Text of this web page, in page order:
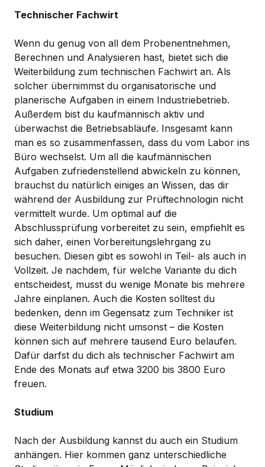
Technischer Fachwirt
Wenn du genug von all dem Probenentnehmen,
Berechnen und Analysieren hast, bietet sich die
Weiterbildung zum technischen Fachwirt an. Als
solcher übernimmst du organisatorische und
planerische Aufgaben in einem Industriebetrieb.
Außerdem bist du kaufmännisch aktiv und
überwachst die Betriebsabläufe. Insgesamt kann
man es so zusammenfassen, dass du vom Labor ins
Büro wechselst. Um all die kaufmännischen
Aufgaben zufriedenstellend abwickeln zu können,
brauchst du natürlich einiges an Wissen, das dir
während der Ausbildung zur Prüftechnologin nicht
vermittelt wurde. Um optimal auf die
Abschlussprüfung vorbereitet zu sein, empfiehlt es
sich daher, einen Vorbereitungslehrgang zu
besuchen. Diesen gibt es sowohl in Teil- als auch in
Vollzeit. Je nachdem, für welche Variante du dich
entscheidest, musst du wenige Monate bis mehrere
Jahre einplanen. Auch die Kosten solltest du
bedenken, denn im Gegensatz zum Techniker ist
diese Weiterbildung nicht umsonst – die Kosten
können sich auf mehrere tausend Euro belaufen.
Dafür darfst du dich als technischer Fachwirt am
Ende des Monats auf etwa 3200 bis 3800 Euro
freuen.
Studium
Nach der Ausbildung kannst du auch ein Studium
anhängen. Hier kommen ganz unterschiedliche